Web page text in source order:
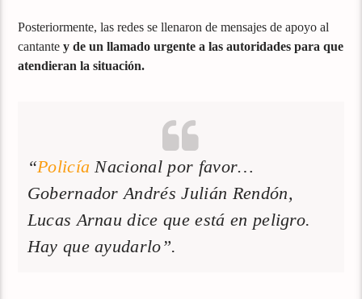
Posteriormente, las redes se llenaron de mensajes de apoyo al
cantantey de un llamado urgente a las autoridades para que
atendieran la situación.
“Policía Nacional por favor…
Gobernador Andrés Julián Rendón,
Lucas Arnau dice que está en peligro.
Hay que ayudarlo”.